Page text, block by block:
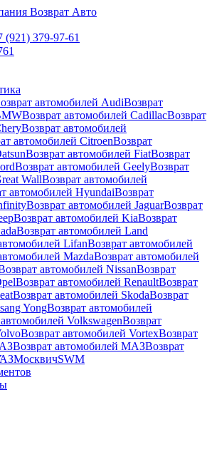
(921) 379-97-61
автомобилей AudiВозврат
Возврат автомобилей CadillacВозврат
Возврат автомобилей
автомобилей CitroenВозврат
Возврат автомобилей FiatВозврат
Возврат автомобилей GeelyВозврат
WallВозврат автомобилей
автомобилей HyundaiВозврат
Возврат автомобилей JaguarВозврат
Возврат автомобилей KiaВозврат
Возврат автомобилей Land
LifanВозврат автомобилей
MazdaВозврат автомобилей
автомобилей NissanВозврат
Возврат автомобилей RenaultВозврат
Возврат автомобилей SkodaВозврат
YongВозврат автомобилей
VolkswagenВозврат
Возврат автомобилей VortexВозврат
Возврат автомобилей МАЗВозврат
МосквичSWM